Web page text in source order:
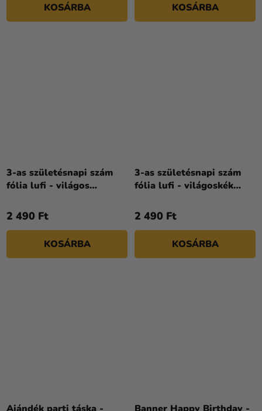
KOSÁRBA KOSÁRBA
3-as születésnapi szám
fólia lufi - világos
2 490 Ft
KOSÁRBA
3-as születésnapi szám
fólia lufi - világoskék
2 490 Ft
KOSÁRBA